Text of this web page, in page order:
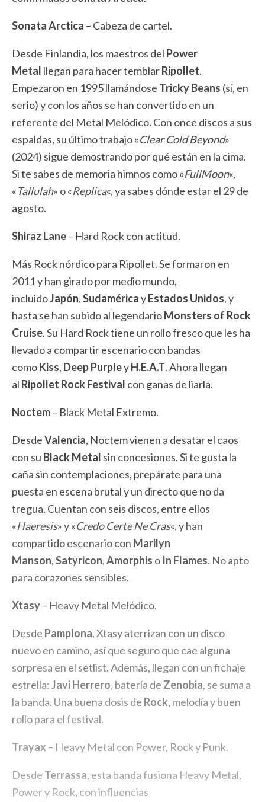
Sonata Arctica – Cabeza de cartel.
Desde Finlandia, los maestros del Power
Metal llegan para hacer temblarRipollet.
Empezaron en 1995 llamándose Tricky Beans (sí, en
serio) y con los años se han convertido en un
referente del Metal Melódico. Con once discos a sus
espaldas, su último trabajo «Clear Cold Beyond»
(2024) sigue demostrando por qué están en la cima.
Si te sabes de memoria himnos como «FullMoon«,
«Tallulah» o «Replica«, ya sabes dónde estar el 29 de
agosto.
Shiraz Lane– Hard Rock con actitud.
Más Rock nórdico para Ripollet. Se formaron en
2011 y han girado por medio mundo,
incluidoJapón,SudaméricayEstados Unidos, y
hasta se han subido al legendarioMonsters of Rock
Cruise. Su Hard Rock tiene un rollo fresco que les ha
llevado a compartir escenario con bandas
comoKiss, DeepPurpleyH.E.A.T. Ahora llegan
al Ripollet Rock Festival con ganas de liarla.
Noctem– Black Metal Extremo.
DesdeValencia, Noctem vienen a desatar el caos
con su Black Metal sin concesiones. Si te gusta la
caña sin contemplaciones, prepárate para una
puesta en escena brutal y un directo que no da
tregua. Cuentan con seis discos, entre ellos
«Haeresis» y «Credo Certe Ne Cras«, y han
compartido escenario con Marilyn
Manson,Satyricon,Amorphis o In Flames. No apto
para corazones sensibles.
Xtasy– Heavy Metal Melódico.
Desde Pamplona, Xtasy aterrizan con un disco
nuevo en camino, así que seguro que cae alguna
sorpresa en el setlist. Además, llegan con un fichaje
estrella:Javi Herrero, batería de Zenobia, se suma a
la banda. Una buena dosis de Rock, melodía y buen
rollo para el festival.
Trayax – Heavy Metal con Power, Rock y Punk.
Desde Terrassa, esta banda fusiona Heavy Metal,
Power y Rock, con influencias